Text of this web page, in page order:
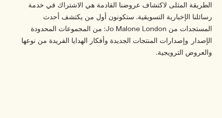
الطريقة المثلى لاكتشاف عروضنا القادمة هي الاشتراك في خدمة
رسائلنا الإخبارية التسويقية. ستكونون أول من يكتشف أحدث
المستجدات من Jo Malone London: من المجموعات المحدودة
الإصدار وإصدارات المنتجات الجديدةوأفكارالهدايا الفريدة من نوعها
والعروض الترويجية.